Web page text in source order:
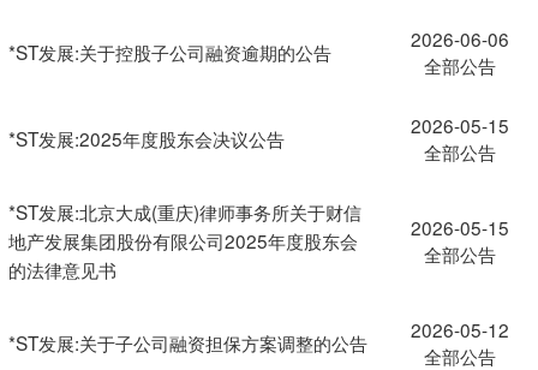
*ST发展:关于控股子公司融资逾期的公告
2026-06-06
全部公告
*ST发展:2025年度股东会决议公告
2026-05-15
全部公告
*ST发展:北京大成(重庆)律师事务所关于财信
地产发展集团股份有限公司2025年度股东会
的法律意见书
2026-05-15
全部公告
*ST发展:关于子公司融资担保方案调整的公告
2026-05-12
全部公告